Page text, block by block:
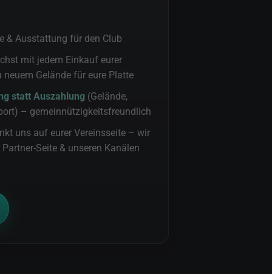
& Ausstattung für den Club
mit jedem Einkauf eurer
Gelände für eure Platte
statt Auszahlung (Gelände,
– gemeinnützigkeitsfreundlich
uns auf eurer Vereinsseite – wir
Seite & unseren Kanälen